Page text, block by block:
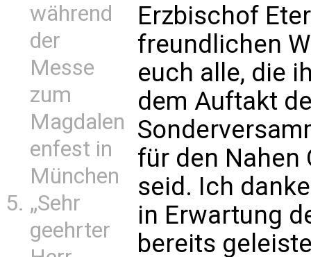
während
der
Messe
zum
Magdalen
enfest in
München
„Sehr
geehrter
Erzbischof
freundlichen
euch alle, die
dem Auftakt
für den Nahen
seid. Ich
in Erwartung
bereits